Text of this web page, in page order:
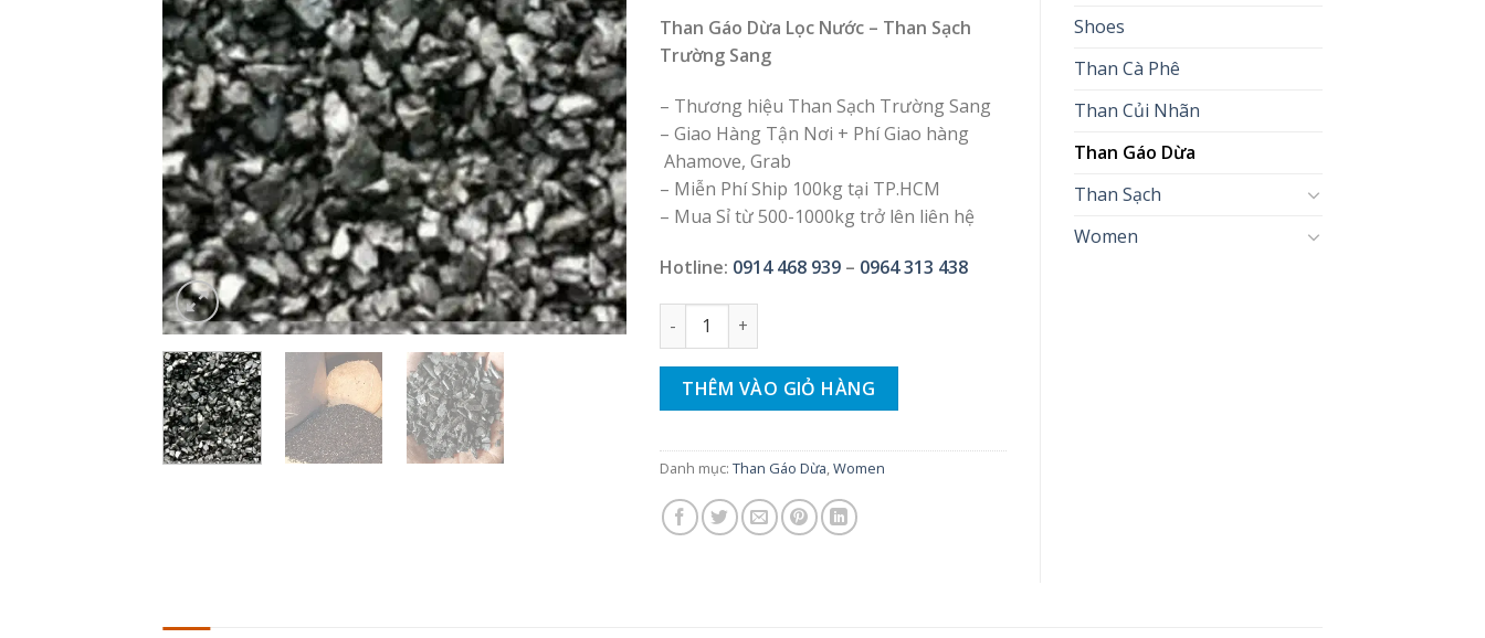
đánh
giá
Than Gáo Dừa Lọc Nước – Than Sạch
Trường Sang
– Thương hiệu Than Sạch Trường Sang
– Giao Hàng Tận Nơi + Phí Giao hàng
Ahamove, Grab
– Miễn Phí Ship 100kg tại TP.HCM
– Mua Sỉ từ 500-1000kg trở lên liên hệ
Hotline: 0914 468 939 – 0964 313 438
Than Dùng Lọc Nước Than Gáo Dừa – Than Sạch Trường Sang số lượng
THÊM VÀO GIỎ HÀNG
Danh mục: Than Gáo Dừa,Women
Shoes
Than Cà Phê
Than Củi Nhãn
Than Gáo Dừa
Than Sạch
Women